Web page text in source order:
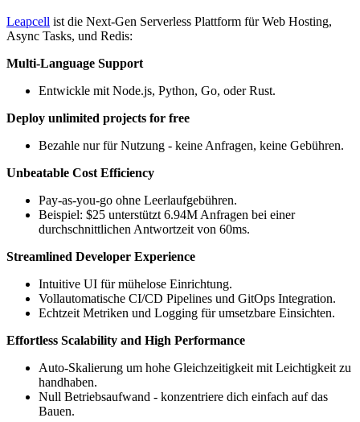
Leapcell ist die Next-Gen Serverless Plattform für Web Hosting,
Async Tasks, und Redis:
Multi-Language Support
Entwickle mit Node.js, Python, Go, oder Rust.
Deploy unlimited projects for free
Bezahle nur für Nutzung - keine Anfragen, keine Gebühren.
Unbeatable Cost Efficiency
Pay-as-you-go ohne Leerlaufgebühren.
Beispiel: $25 unterstützt 6.94M Anfragen bei einer
durchschnittlichen Antwortzeit von 60ms.
Streamlined Developer Experience
Intuitive UI für mühelose Einrichtung.
Vollautomatische CI/CD Pipelines und GitOps Integration.
Echtzeit Metriken und Logging für umsetzbare Einsichten.
Effortless Scalability and High Performance
Auto-Skalierung um hohe Gleichzeitigkeit mit Leichtigkeit zu
handhaben.
Null Betriebsaufwand - konzentriere dich einfach auf das
Bauen.